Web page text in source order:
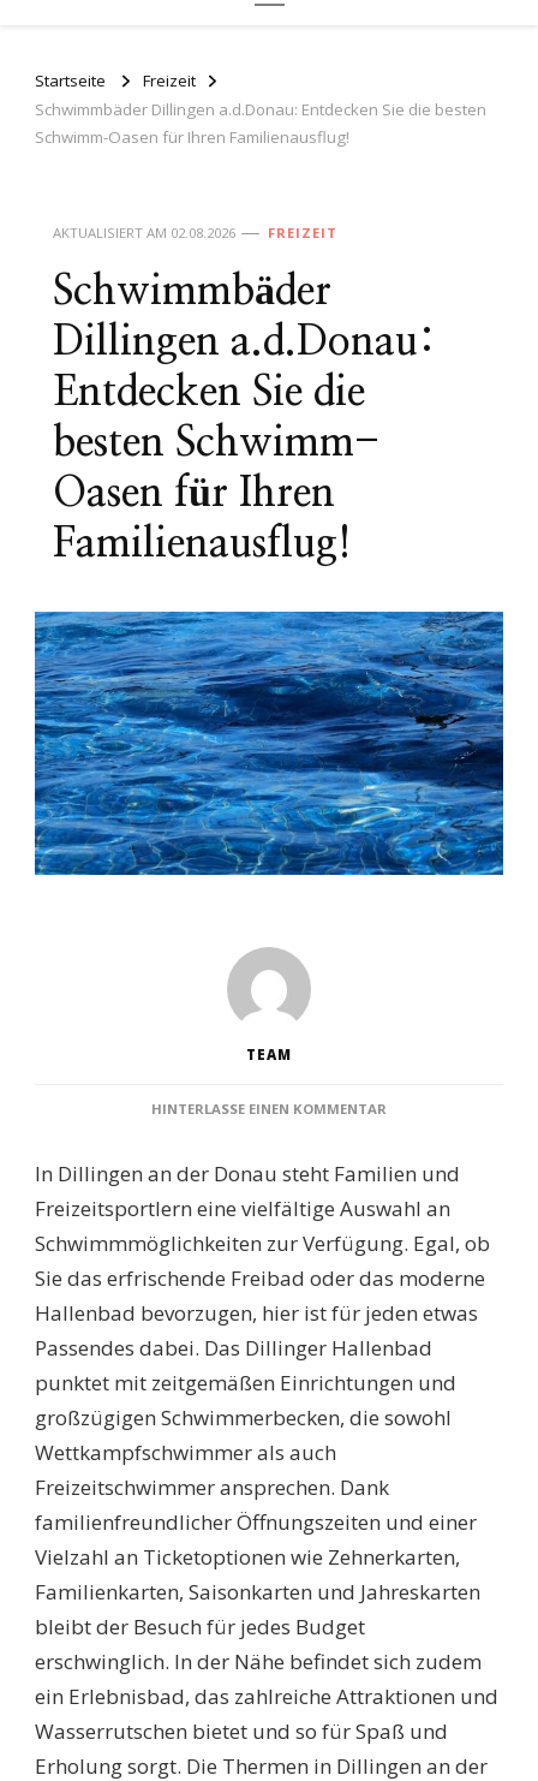
Startseite
Freizeit
Schwimmbäder Dillingen a.d.Donau: Entdecken Sie die besten
Schwimm-Oasen für Ihren Familienausflug!
AKTUALISIERT AM 02.08.2026 FREIZEIT
Schwimmbäder
Dillingen a.d.Donau:
Entdecken Sie die
besten Schwimm-
Oasen für Ihren
Familienausflug!
TEAM
HINTERLASSE EINEN KOMMENTAR
A.D.DONAU:
ENTDECKEN
SIE
DIE
SCHWIMM-
OASEN
IHREN
FAMILIENAUSFLUG!
In Dillingen an der Donau steht Familien und
Freizeitsportlern eine vielfältige Auswahl an
Schwimmmöglichkeiten zur Verfügung. Egal, ob
Sie das erfrischende Freibad oder das moderne
Hallenbad bevorzugen, hier ist für jeden etwas
Passendes dabei. Das Dillinger Hallenbad
punktet mit zeitgemäßen Einrichtungen und
großzügigen Schwimmerbecken, die sowohl
Wettkampfschwimmer als auch
Freizeitschwimmer ansprechen. Dank
familienfreundlicher Öffnungszeiten und einer
Vielzahl an Ticketoptionen wie Zehnerkarten,
Familienkarten, Saisonkarten und Jahreskarten
bleibt der Besuch für jedes Budget
erschwinglich. In der Nähe befindet sich zudem
ein Erlebnisbad, das zahlreiche Attraktionen und
Wasserrutschen bietet und so für Spaß und
Erholung sorgt. Die Thermen in Dillingen an der